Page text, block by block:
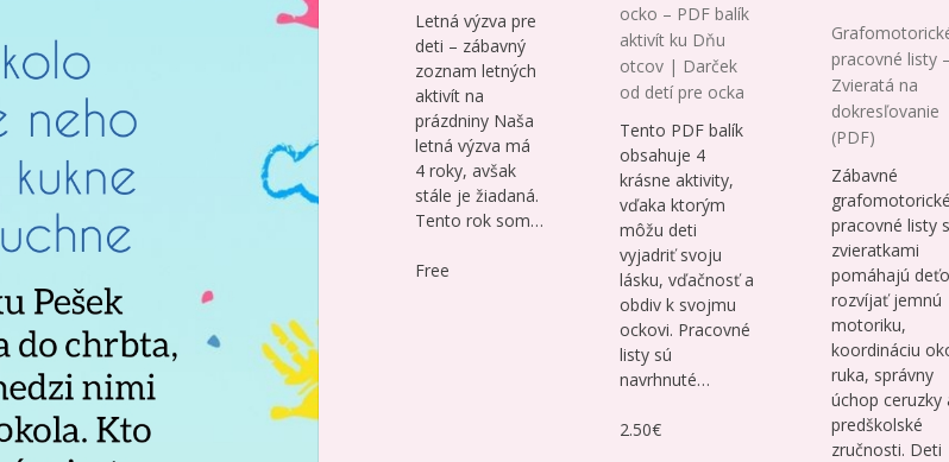
Letná výzva pre
deti – zábavný
zoznam letných
aktivít na
prázdniny Naša
letná výzva má
4 roky, avšak
stále je žiadaná.
Tento rok som…
Free
ocko – PDF balík
aktivít ku Dňu
otcov | Darček
od detí pre ocka
Tento PDF balík
obsahuje 4
krásne aktivity,
vďaka ktorým
môžu deti
vyjadriť svoju
lásku, vďačnosť a
obdiv k svojmu
ockovi. Pracovné
listy sú
navrhnuté…
2.50€
pracovné listy
Zvieratá na
dokresľovanie
(PDF)
Zábavné
pracovné listy
zvieratkami
pomáhajú
rozvíjať jemnú
motoriku,
koordináciu
ruka, správny
úchop ceruzky
predškolské
zručnosti. Deti